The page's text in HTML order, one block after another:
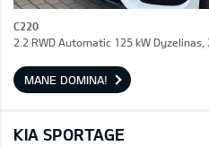
C220
2.2 RWD Automatic 125 kW
MANE DOMINA!
KIA SPORTAGE